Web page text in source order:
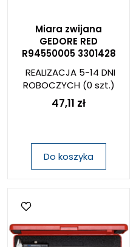
Miara zwijana
GEDORE RED
R94550005 3301428
REALIZACJA 5-14 DNI
ROBOCZYCH(0 szt.)
47,11 zł
Do koszyka